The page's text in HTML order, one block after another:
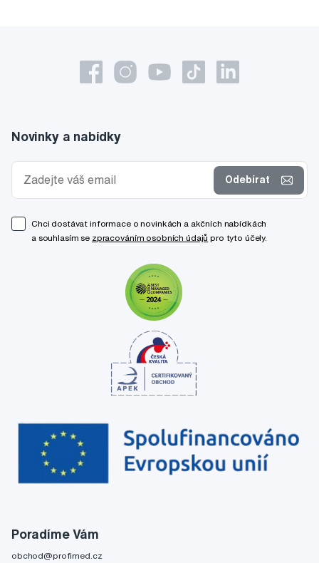
Poradíme Vám
obchod@profimed.cz
Novinky a nabídky
Odebírat
Chci dostávat informace o novinkách a akčních nabídkách
a souhlasím se zpracováním osobních údajů pro tyto účely.